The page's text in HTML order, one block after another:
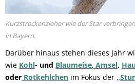
Kurzstreckenzieher wie der Star
in Bayern.
Darüber hinaus stehen dieses Jahr
wie Kohl- und Blaumeise, Amsel,
oder Rotkehlchen im Fokus der